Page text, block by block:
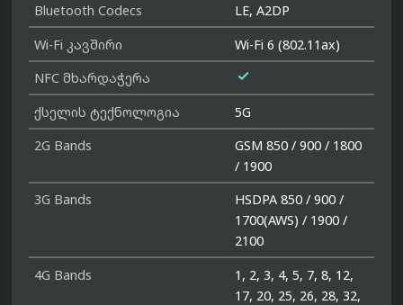
Bluetooth Codecs
LE, A2DP
Wi-Fi კავშირი
Wi-Fi 6 (802.11ax)
NFC მხარდაჭერა

ქსელის ტექნოლოგია
5G
2G Bands
GSM 850 / 900 / 1800
/ 1900
3G Bands
HSDPA 850 / 900 /
1700(AWS) / 1900 /
2100
4G Bands
1, 2, 3, 4, 5, 7, 8, 12,
17, 20, 25, 26, 28, 32,